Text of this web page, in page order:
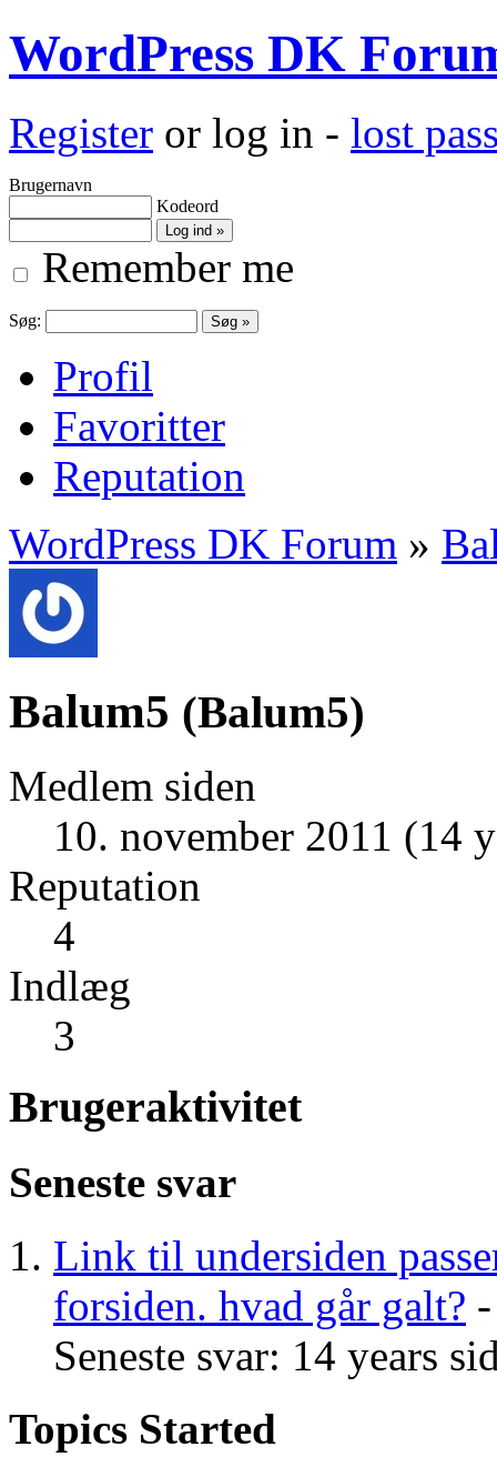
WordPress DK
Register or log in - lost
Brugernavn
Kodeord
Remember me
Søg:
Profil
Favoritter
Reputation
WordPress DK Forum »
Balum5 (Balum5)
Medlem siden
10. november 2011 (14
Reputation
4
Indlæg
3
Brugeraktivitet
Seneste svar
Link til undersiden
forsiden. hvad går galt?
Seneste svar: 14 years
Topics Started